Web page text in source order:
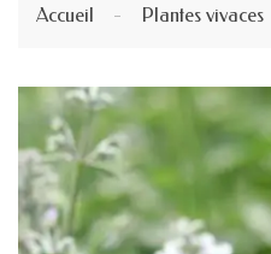
Accueil Plantes vivaces